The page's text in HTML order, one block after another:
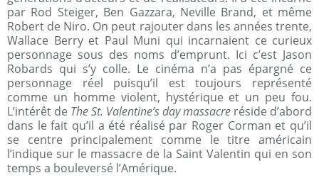
par Rod Steiger, Ben Gazzara, Neville Brand, et même
Robert de Niro. On peut rajouter dans les années trente,
Wallace Berry et Paul Muni qui incarnaient ce curieux
personnage sous des noms d’emprunt. Ici c’est Jason
Robards qui s’y colle. Le cinéma n’a pas épargné ce
personnage réel puisqu’il est toujours représenté
comme un homme violent, hystérique et un peu fou.
L’intérêt de The St. Valentine’s day massacre réside d’abord
dans le fait qu’il a été réalisé par Roger Corman et qu’il
se centre principalement comme le titre américain
l’indique sur le massacre de la Saint Valentin qui en son
temps a bouleversé l’Amérique.